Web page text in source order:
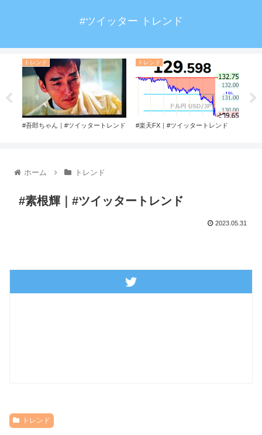
#ツイッター トレンド
トレンド
#吾郎ちゃん｜#ツイッタートレンド
トレンド
#楽天FX｜#ツイッタートレンド
ホーム トレンド
#素根輝｜#ツイッタートレンド
2023.05.31
トレンド